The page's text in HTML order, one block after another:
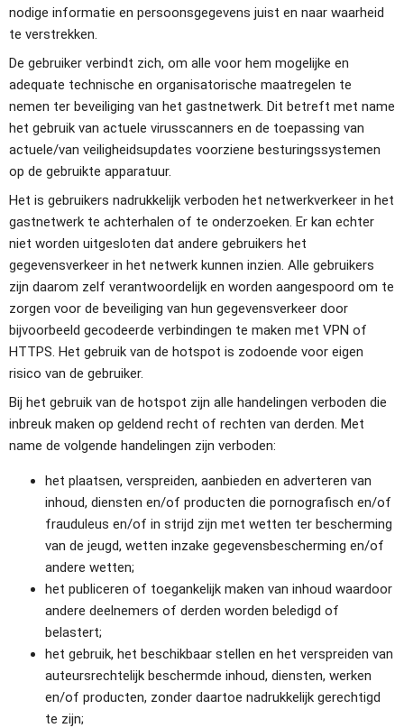
nodige informatie en persoonsgegevens juist en naar waarheid
te verstrekken.
De gebruiker verbindt zich, om alle voor hem mogelijke en
adequate technische en organisatorische maatregelen te
nemen ter beveiliging van het gastnetwerk. Dit betreft met name
het gebruik van actuele virusscanners en de toepassing van
actuele/van veiligheidsupdates voorziene besturingssystemen
op de gebruikte apparatuur.
Het is gebruikers nadrukkelijk verboden het netwerkverkeer in het
gastnetwerk te achterhalen of te onderzoeken. Er kan echter
niet worden uitgesloten dat andere gebruikers het
gegevensverkeer in het netwerk kunnen inzien. Alle gebruikers
zijn daarom zelf verantwoordelijk en worden aangespoord om te
zorgen voor de beveiliging van hun gegevensverkeer door
bijvoorbeeld gecodeerde verbindingen te maken met VPN of
HTTPS. Het gebruik van de hotspot is zodoende voor eigen
risico van de gebruiker.
Bij het gebruik van de hotspot zijn alle handelingen verboden die
inbreuk maken op geldend recht of rechten van derden. Met
name de volgende handelingen zijn verboden:
het plaatsen, verspreiden, aanbieden en adverteren van
inhoud, diensten en/of producten die pornografisch en/of
frauduleus en/of in strijd zijn met wetten ter bescherming
van de jeugd, wetten inzake gegevensbescherming en/of
andere wetten;
het publiceren of toegankelijk maken van inhoud waardoor
andere deelnemers of derden worden beledigd of
belastert;
het gebruik, het beschikbaar stellen en het verspreiden van
auteursrechtelijk beschermde inhoud, diensten, werken
en/of producten, zonder daartoe nadrukkelijk gerechtigd
te zijn;